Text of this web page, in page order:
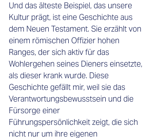
Und das älteste Beispiel, das unsere
Kultur prägt, ist eine Geschichte aus
dem Neuen Testament. Sie erzählt von
einem römischen Offizier hohen
Ranges, der sich aktiv für das
Wohlergehen seines Dieners einsetzte,
als dieser krank wurde. Diese
Geschichte gefällt mir, weil sie das
Verantwortungsbewusstsein und die
Fürsorge einer
Führungspersönlichkeit zeigt, die sich
nicht nur um ihre eigenen